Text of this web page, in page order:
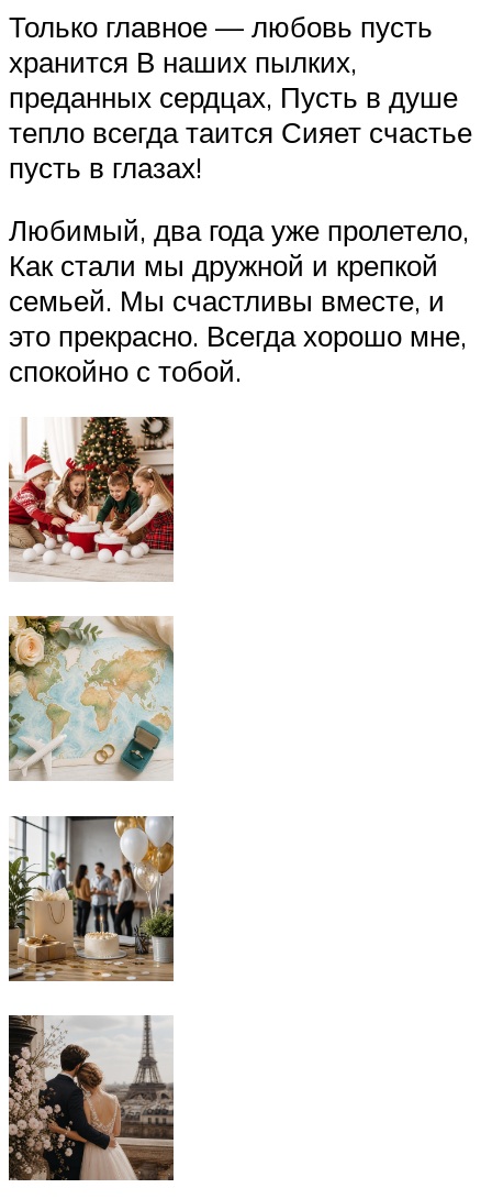
Только главное — любовь пусть
хранится В наших пылких,
преданных сердцах, Пусть в душе
тепло всегда таится Сияет счастье
пусть в глазах!
Любимый, два года уже пролетело,
Как стали мы дружной и крепкой
семьей. Мы счастливы вместе, и
это прекрасно. Всегда хорошо мне,
спокойно с тобой.